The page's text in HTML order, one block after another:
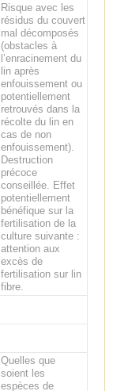
Risque avec les
résidus du couvert
mal décomposés
(obstacles à
l’enracinement du
lin après
enfouissement ou
potentiellement
retrouvés dans la
récolte du lin en
cas de non
enfouissement).
Destruction
précoce
conseillée. Effet
potentiellement
bénéfique sur la
fertilisation de la
culture suivante :
attention aux
excès de
fertilisation sur lin
fibre.
Quelles que
soient les
espèces de